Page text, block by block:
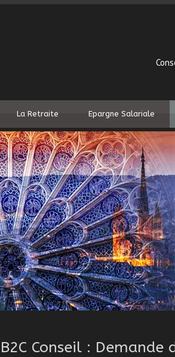
La Retraite Epargne Salariale
B2C Conseil : Demande